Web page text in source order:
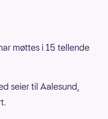
møttes i 15 tellende
seier til Aalesund,